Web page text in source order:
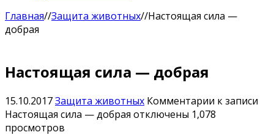
Главная//Защита животных//Настоящая сила —
добрая
Настоящая сила — добрая
15.10.2017Защита животных Комментарии к записи
Настоящая сила — добрая отключены 1,078
просмотров